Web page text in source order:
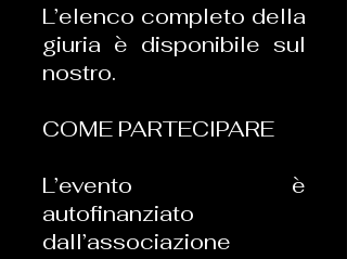
L’elenco completo della
giuria è disponibile sul
nostro.
COME PARTECIPARE
L’evento è
autofinanziato
dall’associazione